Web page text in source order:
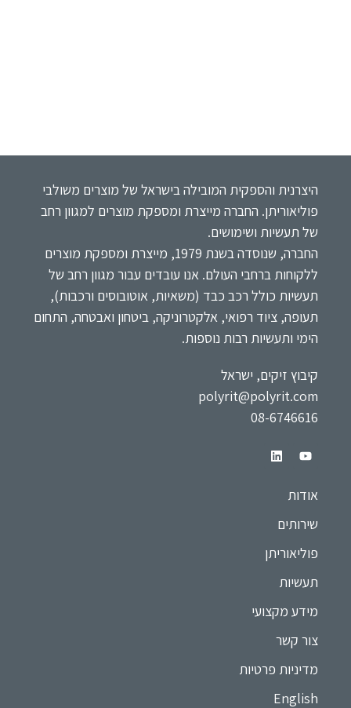
היצרנית והספקית המובילה בישראל של מוצרים משולבי
פוליאוריתן. החברה מייצרת ומספקת מוצרים למגוון רחב
של תעשיות ושימושים.
החברה, שנוסדה בשנת 1979, מייצרת ומספקת מוצרים
ללקוחות ברחבי העולם. אנו עובדים עבור מגוון רחב של
תעשיות כולל רכב כבד (משאיות, אוטובוסים ורכבות),
תעופה, ציוד רפואי, אלקטרוניקה, ביטחון ואבטחה, התחום
הימי ותעשיות רבות נוספות.
קיבוץ זיקים, ישראל
polyrit@polyrit.com
08-6746616
אודות
שירותים
פוליאוריתן
תעשיות
מידע מקצועי
צור קשר
מדיניות פרטיות
English